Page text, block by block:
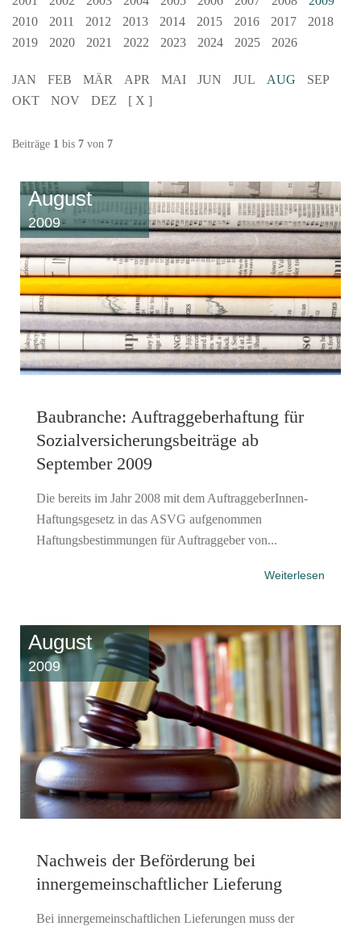
2010
2011 2012 2013 2014 2015 2016 2017
2018
2019
2020 2021 2022 2023 2024 2025 2026
JAN FEB MÄR APR MAI JUN JUL AUG
SEP
OKT
NOV DEZ [ X ]
Beiträge 1 bis 7 von 7
August
2009
Baubranche: Auftraggeberhaftung für
Sozialversicherungsbeiträge ab
September 2009
Die bereits im Jahr 2008 mit dem AuftraggeberInnen-
Haftungsgesetz in das ASVG aufgenommen
Haftungsbestimmungen für Auftraggeber von...
Weiterlesen
August
2009
Nachweis der Beförderung bei
innergemeinschaftlicher Lieferung
Bei innergemeinschaftlichen Lieferungen muss der